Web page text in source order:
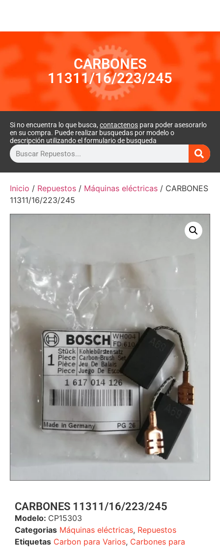
CARBONES
11311/16/223/245
Si no encuentra lo que busca, contactenos para poder asesorarlo
en su compra. Puede realizar busquedas por modelo o
descripción utilizando el formulario de busqueda
Inicio / Repuestos / Máquinas eléctricas / CARBONES
11311/16/223/245
CARBONES 11311/16/223/245
Modelo: CP15303
Categorias Máquinas eléctricas, Repuestos
Etiquetas Carbon para Varios, Carbones para